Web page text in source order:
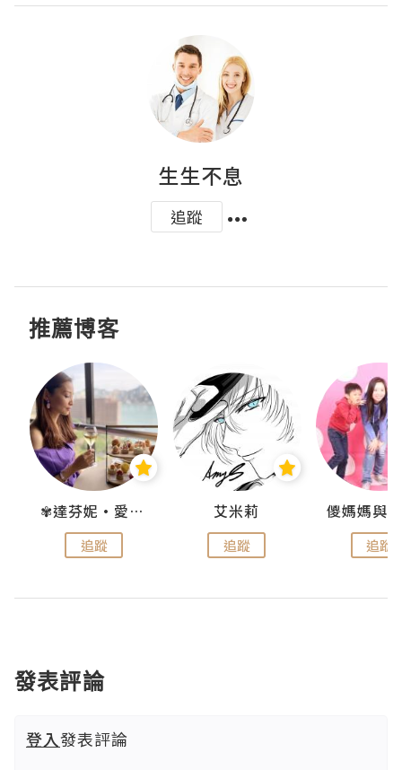
生生不息
追蹤
推薦博客
✾達芬妮•愛孩子•愛生活✾
追蹤
艾米莉
追蹤 追蹤
發表評論
登入發表評論